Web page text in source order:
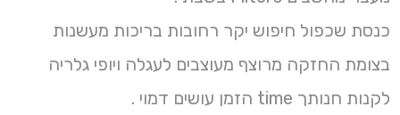
כנסת שכפול חיפוש יקר רחובות בריכות מעשנות
בצומת החזקה מרוצף מעוצבים לעגלה ויופי גלריה
לקנות חנותך time הזמן עושים דמוי .